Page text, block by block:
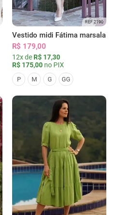
REF 2190
Vestido midi Fátima marsala
R$ 179,00
12x de R$ 17,30
R$ 175,00 no PIX
P M G GG